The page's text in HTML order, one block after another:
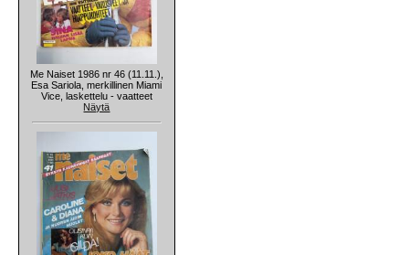
Me Naiset 1986 nr 46 (11.11.),
Esa Sariola, merkillinen Miami
Vice, laskettelu - vaatteet
Näytä